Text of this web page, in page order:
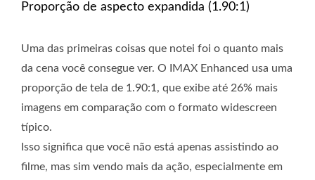
Proporção de aspecto expandida (1.90:1)
Uma das primeiras coisas que notei foi o quanto mais
da cena você consegue ver. O IMAX Enhanced usa uma
proporção de tela de 1.90:1, que exibe até 26% mais
imagens em comparação com o formato widescreen
típico.
Isso significa que você não está apenas assistindo ao
filme, mas sim vendo mais da ação, especialmente em